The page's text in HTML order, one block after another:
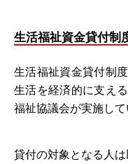
生活福祉資金貸付制
生活福祉資金貸付制
生活を経済的に支え
福祉協議会が実施して
貸付の対象となる人は